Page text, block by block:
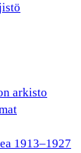
arkisto
1913–1927